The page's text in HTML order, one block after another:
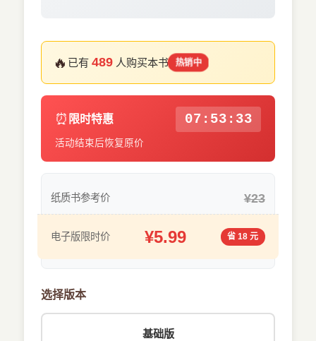
🔥 已有489 人购买本书 热销中
⏰ 限时特惠 07:53:32
活动结束后恢复原价
纸质书参考价 ¥23
电子版限时价 ¥5.99 省 18 元
选择版本
基础版